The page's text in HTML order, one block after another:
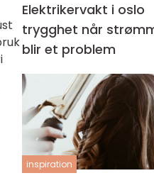
Elektrikervakt i oslo
trygghet når
blir et problem
inspiration